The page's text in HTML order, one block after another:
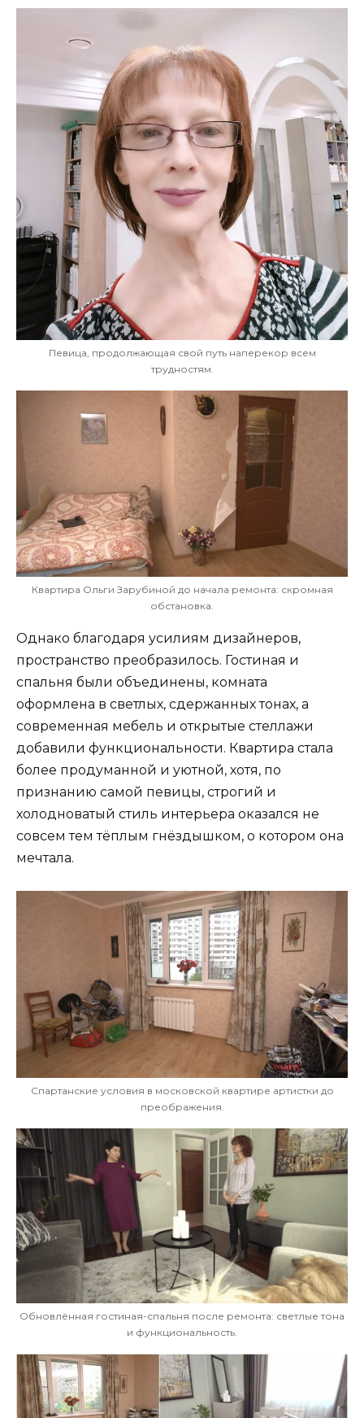
Певица, продолжающая свой путь наперекор всем
трудностям.
Квартира Ольги Зарубиной до начала ремонта: скромная
обстановка.
Однако благодаря усилиям дизайнеров,
пространство преобразилось. Гостиная и
спальня были объединены, комната
оформлена в светлых, сдержанных тонах, а
современная мебель и открытые стеллажи
добавили функциональности. Квартира стала
более продуманной и уютной, хотя, по
признанию самой певицы, строгий и
холодноватый стиль интерьера оказался не
совсем тем тёплым гнёздышком, о котором она
мечтала.
Спартанские условия в московской квартире артистки до
преображения.
Обновлённая гостиная-спальня после ремонта: светлые тона
и функциональность.